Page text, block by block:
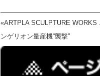
«ARTPLA SCULPTURE WORKS
ンゲリオン量産機“襲撃”